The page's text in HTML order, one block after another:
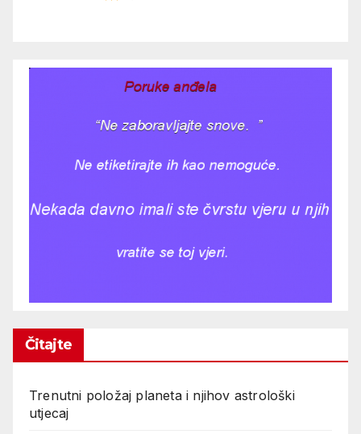
Čitajte
Trenutni položaj planeta i njihov astrološki
utjecaj